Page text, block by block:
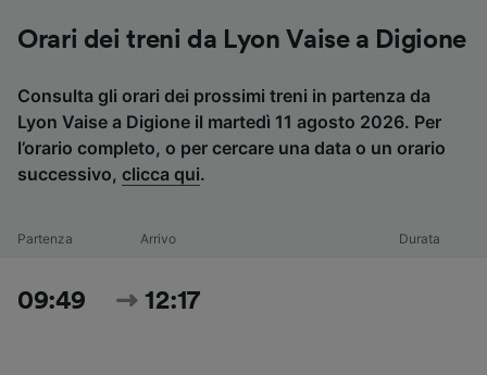
Orari dei treni da Lyon Vaise a Digione
Consulta gli orari dei prossimi treni in partenza da
Lyon Vaise a Digione il martedì 11 agosto 2026. Per
l’orario completo, o per cercare una data o un orario
successivo, clicca qui.
Partenza Arrivo Durata
09:49 12:17